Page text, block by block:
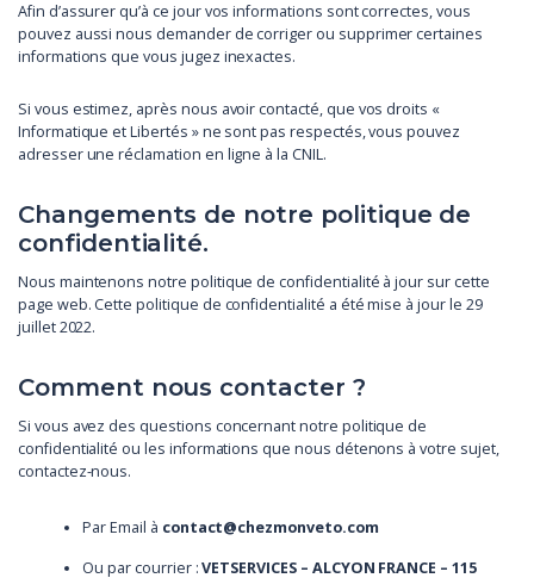
Afin d’assurer qu’à ce jour vos informations sont correctes, vous
pouvez aussi nous demander de corriger ou supprimer certaines
informations que vous jugez inexactes.
Si vous estimez, après nous avoir contacté, que vos droits «
Informatique et Libertés » ne sont pas respectés, vous pouvez
adresser une réclamation en ligne à la CNIL.
Changements de notre politique de
confidentialité.
Nous maintenons notre politique de confidentialité à jour sur cette
page web. Cette politique de confidentialité a été mise à jour le 29
juillet 2022.
Comment nous contacter ?
Si vous avez des questions concernant notre politique de
confidentialité ou les informations que nous détenons à votre sujet,
contactez-nous.
Par Email à contact@chezmonveto.com
Ou par courrier :VETSERVICES – ALCYON FRANCE – 115